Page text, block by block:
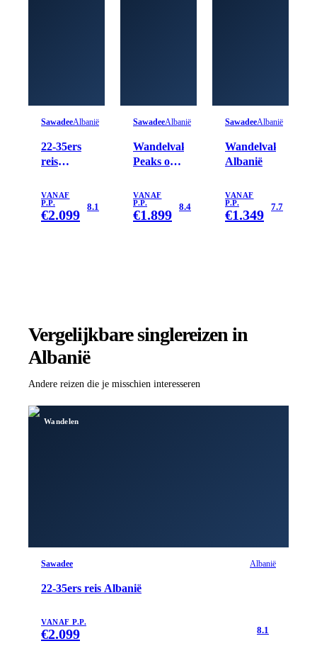
SawadeeAlbanië
22-35ers
reis
VANAF
P.P.
€2.099 8.1
SawadeeAlbanië
Wandelvakantie
Peaks of
Balkan
VANAF
P.P.
€1.899 8.4
SawadeeAlbanië
Wandelvakantie
Albanië
VANAF
P.P.
€1.349 7.7
Vergelijkbare singlereizen in
Albanië
Andere reizen die je misschien interesseren
Wandelen
Sawadee Albanië
22-35ers reis Albanië
VANAF P.P.
€2.099 8.1